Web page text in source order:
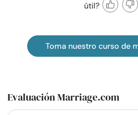
útil?
Toma nuestro curso de
Evaluación Marriage.com